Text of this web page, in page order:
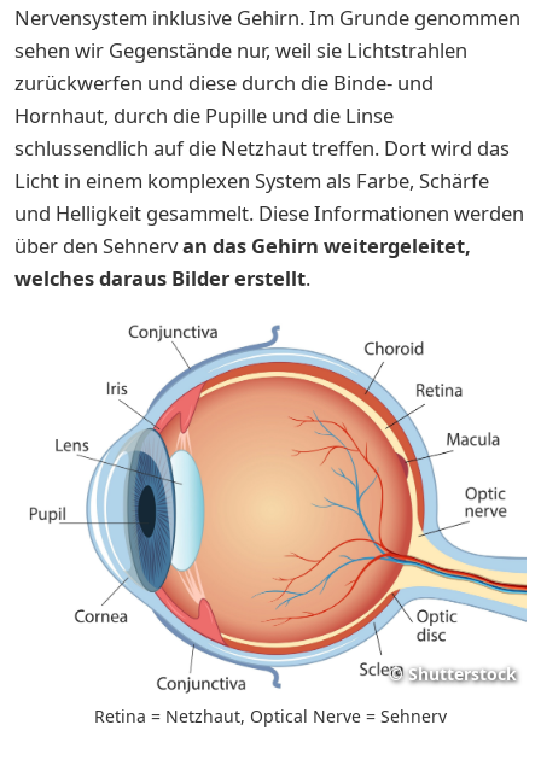
Nervensystem inklusive Gehirn. Im Grunde genommen
sehen wir Gegenstände nur, weil sie Lichtstrahlen
zurückwerfen und diese durch die Binde- und
Hornhaut, durch die Pupille und die Linse
schlussendlich auf die Netzhaut treffen. Dort wird das
Licht in einem komplexen System als Farbe, Schärfe
und Helligkeit gesammelt. Diese Informationen werden
über den Sehnervan das Gehirn weitergeleitet,
welches daraus Bilder erstellt.
© Shutterstock
Retina = Netzhaut, Optical Nerve = Sehnerv